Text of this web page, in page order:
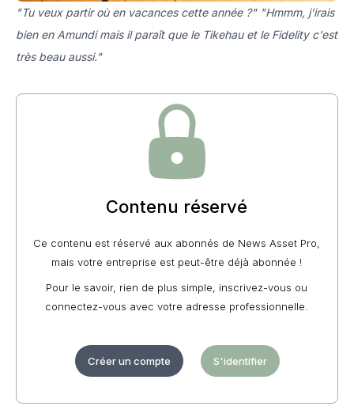
"Tu veux partir où en vacances cette année ?" "Hmmm, j'irais
bien en Amundi mais il paraît que le Tikehau et le Fidelity c'est
très beau aussi."
Contenu réservé
Ce contenu est réservé aux abonnés de News Asset Pro,
mais votre entreprise est peut-être déjà abonnée !
Pour le savoir, rien de plus simple, inscrivez-vous ou
connectez-vous avec votre adresse professionnelle.
Créer un compte S'identifier